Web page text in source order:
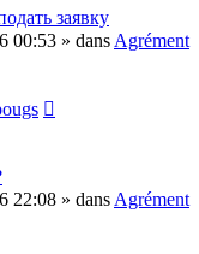
заявку
00:53 » dans Agrément
22:08 » dans Agrément